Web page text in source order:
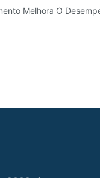
Melhora O